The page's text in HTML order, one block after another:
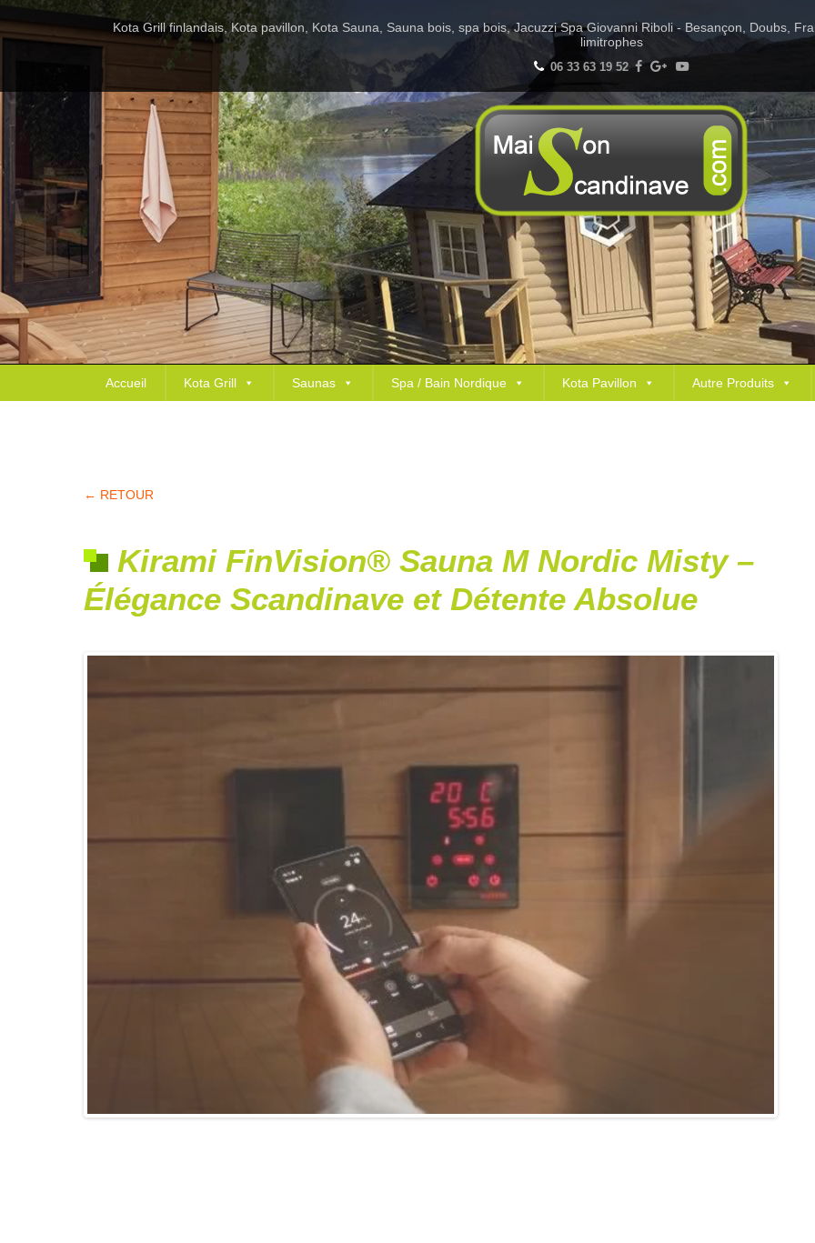
Kota Grill finlandais, Kota pavillon, Kota Sauna, Sauna bois, spa bois, Jacuzzi Spa Giovanni Riboli - Besançon, Doubs,
limitrophes
06 33 63 19 52
Accueil Kota Grill Saunas Spa / Bain Nordique Kota Pavillon Autre Produits
← RETOUR
Kirami FinVision® Sauna M Nordic Misty –
Élégance Scandinave et Détente Absolue